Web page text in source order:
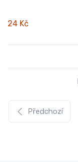
24 Kč
Předchozí